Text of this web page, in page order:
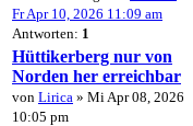
Fr Apr 10, 2026 11:09 am
Antworten: 1
Hüttikerberg nur von
Norden her erreichbar
von Lirica » Mi Apr 08, 2026
10:05 pm